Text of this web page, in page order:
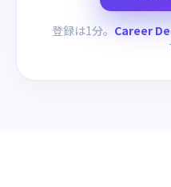
登録は1分。 Career